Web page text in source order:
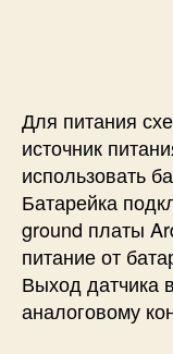
Для питания
источник
использовать
Батарейка
ground платы
питание от
Выход датчика
аналоговому